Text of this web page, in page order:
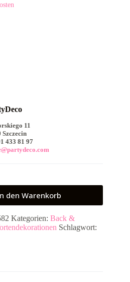
11
Szczecin
433 81 97
den Warenkorb
Kategorien: Back &
Schlagwort: